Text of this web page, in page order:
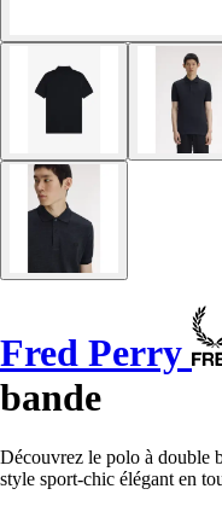
Fred Perry
bande
Découvrez le polo à double
style sport-chic élégant en